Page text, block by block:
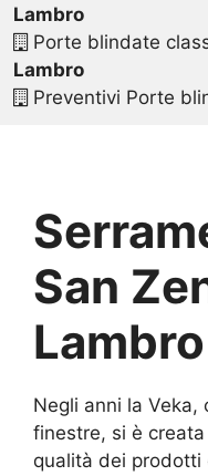
Lambro
Porte blindate
Lambro
Preventivi Porte
San
Lambro
Negli anni la
finestre, si è
qualità dei prodotti